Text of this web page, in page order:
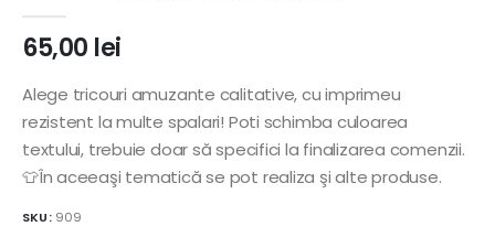
65,00 lei
Alege tricouri amuzante calitative, cu imprimeu
rezistent la multe spalari! Poti schimba culoarea
textului, trebuie doar să specifici la finalizarea comenzii.
👕În aceeaşi tematică se pot realiza şi alte produse.
SKU: 909